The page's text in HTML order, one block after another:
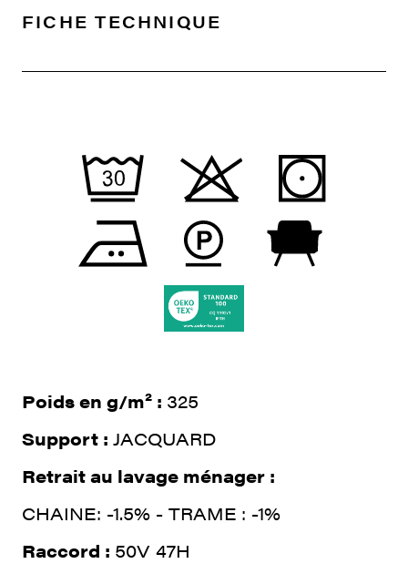
FICHE TECHNIQUE
Poids en g/m² : 325
Support : JACQUARD
Retrait au lavage ménager :
CHAINE: -1.5% - TRAME : -1%
Raccord : 50V 47H